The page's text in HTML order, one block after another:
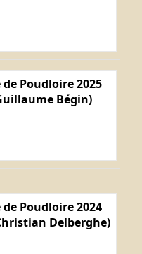
de Poudloire 2025
Bégin)
de Poudloire 2024
Delberghe)